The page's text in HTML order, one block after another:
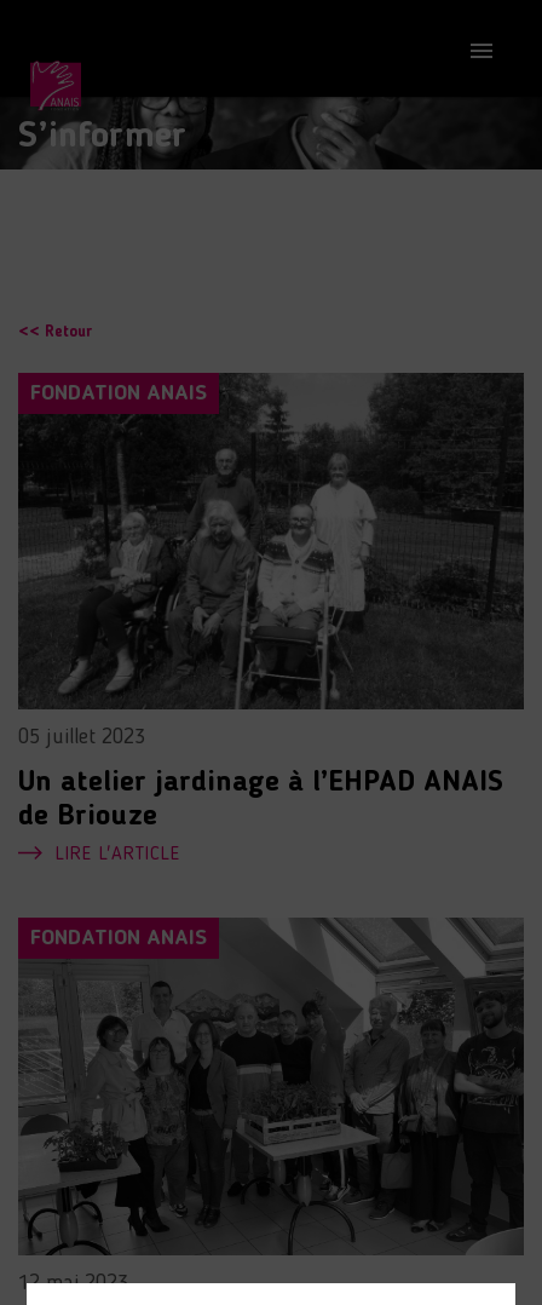

S’informer
<< Retour
FONDATION ANAIS
05 juillet 2023
Un atelier jardinage à l’EHPAD ANAIS
de Briouze
LIRE L'ARTICLE
FONDATION ANAIS
12 mai 2023